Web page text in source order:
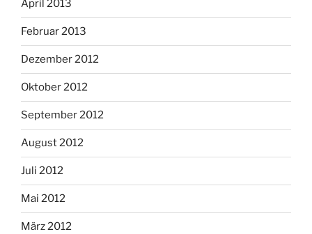
April 2013
Februar 2013
Dezember 2012
Oktober 2012
September 2012
August 2012
Juli 2012
Mai 2012
März 2012